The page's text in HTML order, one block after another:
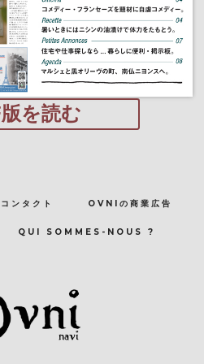
を読む
コンタクト OVNIの商業広告
QUI SOMMES-NOUS ?